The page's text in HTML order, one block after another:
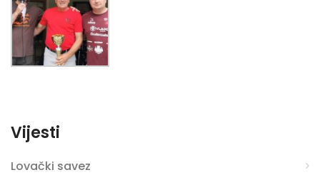
Vijesti
Lovački savez